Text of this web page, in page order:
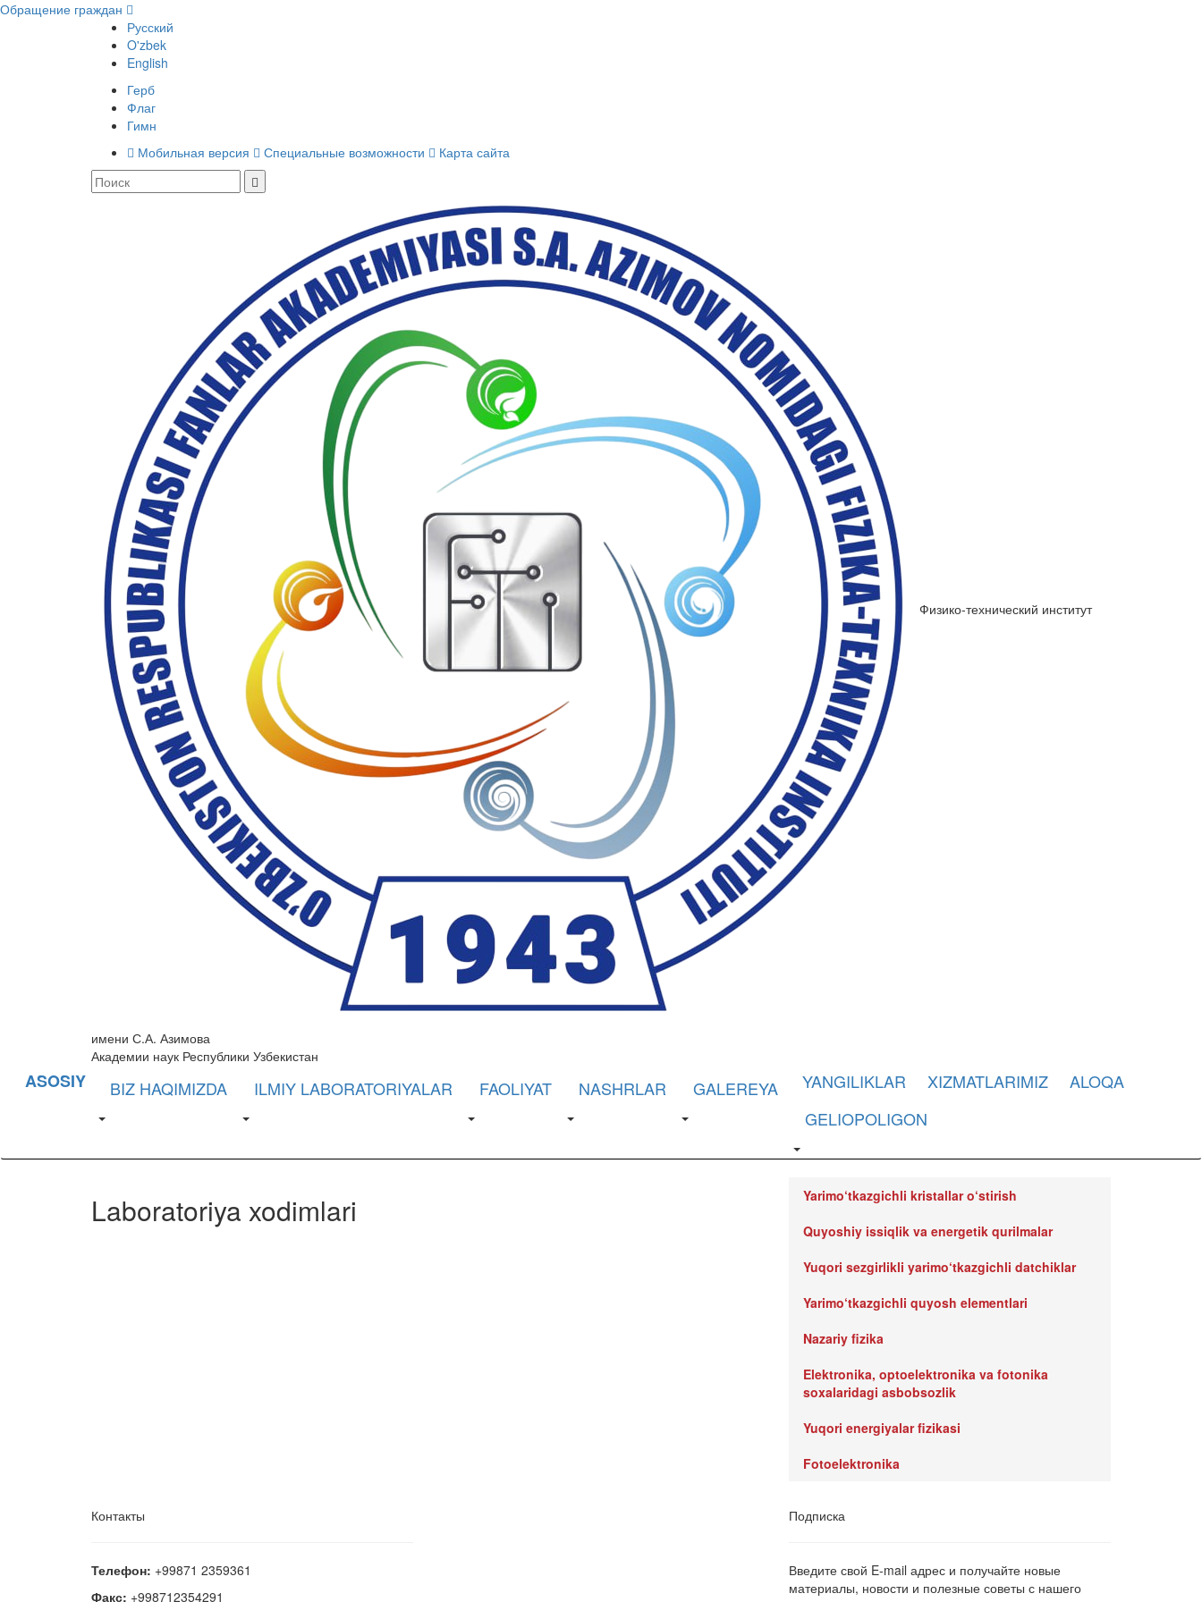
Обращение граждан
Русский
O'zbek
English
Герб
Флаг
Гимн
Мобильная версия
Специальные возможности Карта сайта
Физико-технический институт
имени С.А. Азимова
Академии наук Республики Узбекистан
ASOSIY BIZ HAQIMIZDA ILMIY LABORATORIYALAR FAOLIYAT NASHRLAR GALEREYA YANGILIKLAR XIZMATLARIMIZ
ALOQA
GELIOPOLIGON
Laboratoriya xodimlari
Yarimo‘tkazgichli kristallar o‘stirish
Quyoshiy issiqlik va energetik qurilmalar
Yuqori sezgirlikli yarimo‘tkazgichli datchiklar
Yarimo‘tkazgichli quyosh elementlari
Nazariy fizika
Elektronika, optoelektronika va fotonika
soxalaridagi asbobsozlik
Yuqori energiyalar fizikasi
Fotoelektronika
Контакты
Телефон: +99871 2359361
Факс: +998712354291
Подписка
Введите свой E-mail адрес и получайте новые
материалы, новости и полезные советы с нашего